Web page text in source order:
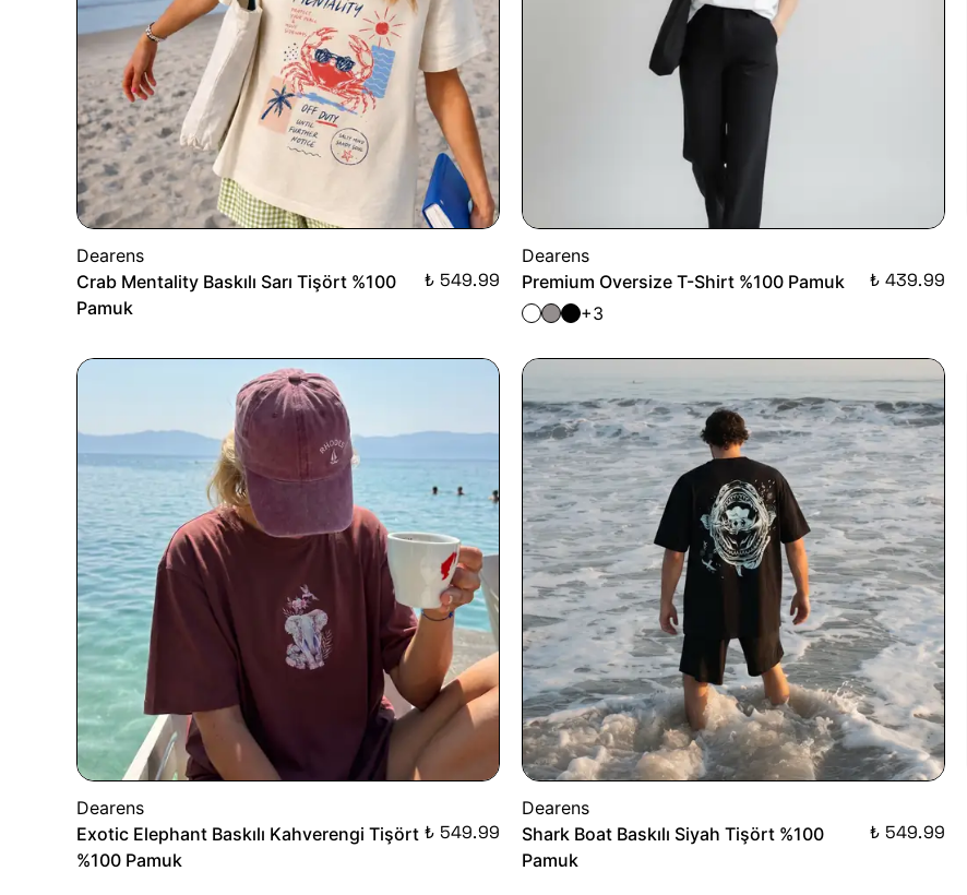
Dearens
Crab Mentality Baskılı Sarı Tişört %100
Pamuk
₺ 549.99
Dearens
Premium Oversize T-Shirt %100 Pamuk
₺ 439.99
+3
Dearens
Exotic Elephant Baskılı Kahverengi Tişört
%100 Pamuk
₺ 549.99
Dearens
Shark Boat Baskılı Siyah Tişört %100
Pamuk
₺ 549.99